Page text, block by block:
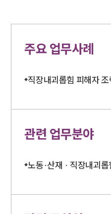
주요 업무사례
직장내괴롭힘 피해자
관련 업무분야
노동·산재 · 직장내괴롭